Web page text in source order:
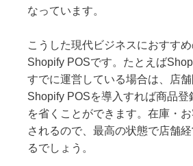
なっています。
こうした現代ビジネスにおすす
Shopify POSです。たとえば
すでに運営している場合は、店
Shopify POSを導入すれば商品登
を省くことができます。在庫・
されるので、最高の状態で店舗
るでしょう。